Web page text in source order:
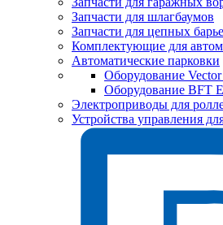
Запчасти для шлагбаумов
Запчасти для цепных
Комплектующие для
Автоматические парковки
Оборудование
Оборудование BFT
Электроприводы для
Устройства управления